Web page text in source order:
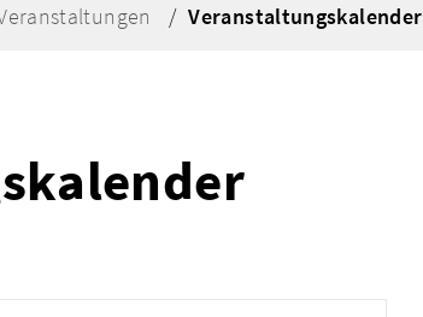
Veranstaltungskalender